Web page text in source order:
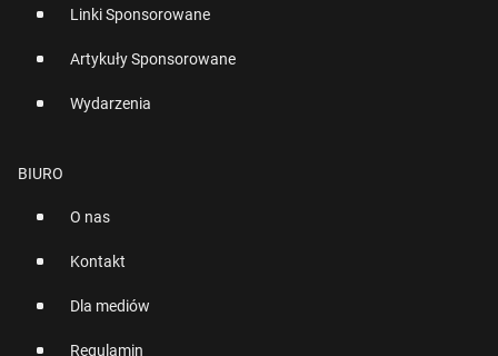
Linki Sponsorowane
Artykuły Sponsorowane
Wydarzenia
BIURO
O nas
Kontakt
Dla mediów
Regulamin